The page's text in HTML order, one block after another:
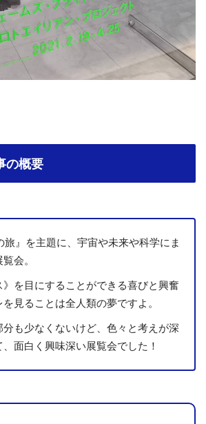
の概要
旅』を主題に、宇宙や未来や科学にま
会。
》を目にすることができる喜びと興奮
見ることは全人類の夢ですよ。
分も少なくないけど、色々と考えが深
、面白く興味深い展覧会でした！